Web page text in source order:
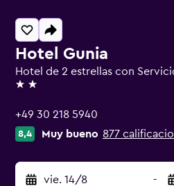
Hotel Gunia
Hotel de 2 estrellas con
2 estrellas
+49 30 218 5940
8,4 Muy bueno 877
vie. 14/8 -